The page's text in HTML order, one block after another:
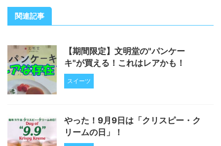
関連記事
【期間限定】文明堂の"パンケー
キ"が買える！これはレアかも！
スイーツ
やった！9月9日は「クリスピー・ク
リームの日」！